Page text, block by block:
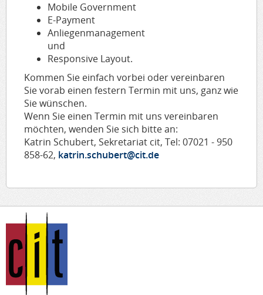
Mobile Government
E-Payment
Anliegenmanagement
und
Responsive Layout.
Kommen Sie einfach vorbei oder vereinbaren
Sie vorab einen festern Termin mit uns, ganz wie
Sie wünschen.
Wenn Sie einen Termin mit uns vereinbaren
möchten, wenden Sie sich bitte an:
Katrin Schubert, Sekretariat cit, Tel: 07021 - 950
858-62, katrin.schubert@cit.de